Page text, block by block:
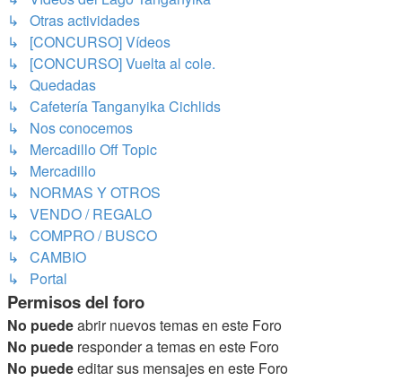
↳ Otras actividades
↳ [CONCURSO] Vídeos
↳ [CONCURSO] Vuelta al cole.
↳ Quedadas
↳ Cafetería Tanganyika Cichlids
↳ Nos conocemos
↳ Mercadillo Off Topic
↳ Mercadillo
↳ NORMAS Y OTROS
↳ VENDO / REGALO
↳ COMPRO / BUSCO
↳ CAMBIO
↳ Portal
Permisos del foro
No puedeabrir nuevos temas en este Foro
No puede responder a temas en este Foro
No puedeeditar sus mensajes en este Foro